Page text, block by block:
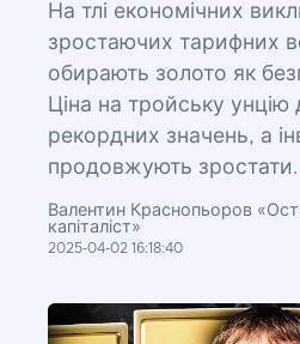
На тлі економічних
зростаючих тарифних
обирають золото як
Ціна на тройську унцію
рекордних значень, а
продовжують зростати.
Валентин Краснопьоров
капіталіст»
2025-04-02 16:18:40